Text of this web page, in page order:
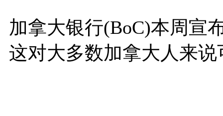
加拿大银行(BoC)本周宣
这对大多数加拿大人来